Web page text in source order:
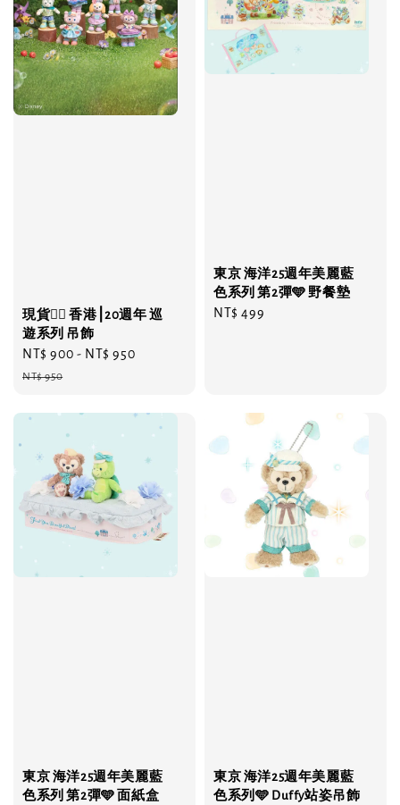
現貨❤️‍🔥 香港⎮20週年 巡
遊系列 吊飾
Sale
price
NT$ 900 - NT$ 950
NT$ 950
東京 海洋25週年美麗藍
色系列 第2彈🩵 野餐墊
Regular
NT$ 499
東京 海洋25週年美麗藍
色系列 第2彈🩵 面紙盒
東京 海洋25週年美麗藍
色系列🩵 Duffy站姿吊飾